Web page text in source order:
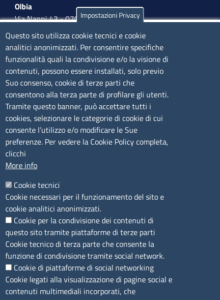
Olbia
Via Nanni 43 - 07026 Olbia
Tel. 0789 66122 | 0789 69580
mail: ufficio.olbia@ss.camcom.it
lunedì al venerdì: 9,00 - 12,00; lunedì pomeriggio: 16,00
- 17,00
CONTATTI
Camera di Commercio, Industria, Artigianato e
Agricoltura di Sassari
PEC
P.IVA01047570906
Codice Fiscale
Codice Univoco per le fatture elettroniche: UFPXFS
LINK UTILI
Segnalazione di illecito
Amministrazione Trasparente
Accesso riservato
Impostazioni Privacy
Questo sito utilizza cookie tecnici e cookie
analitici anonimizzati. Per consentire specifiche
funzionalità quali la condivisione e/o la visione di
contenuti, possono essere installati, solo previo
Suo consenso, cookie di terze parti che
consentono alla terza parte di profilare gli utenti.
Tramite questo banner, può accettare tutti i
cookies, selezionare le categorie di cookie di cui
consente l’utilizzo e/o modificare le Sue
preferenze. Per vedere la Cookie Policy completa,
clicchi
More info
Cookie tecnici
Cookie necessari per il funzionamento del sito e
cookie analitici anonimizzati.
Cookie per la condivisione dei contenuti di
questo sito tramite piattaforme di terze parti
Cookie tecnico di terza parte che consente la
funzione di condivisione tramite social network.
Cookie di piattaforme di social networking
Cookie legati alla visualizzazione di pagine social e
contenuti multimediali incorporati, che